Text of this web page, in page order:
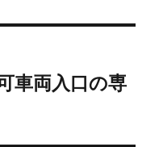
車両入口の専